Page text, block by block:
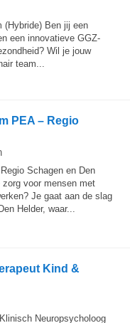
(Hybride) Ben jij een
een innovatieve GGZ-
Wil je jouw
team...
PEA – Regio
Schagen en Den
voor mensen met
Je gaat aan de slag
Helder, waar...
Kind &
Neuropsycholoog